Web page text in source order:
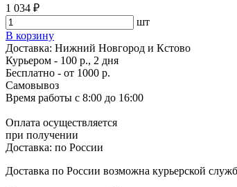
1 034 ₽
шт
В корзину
Доставка: Нижний Новгород и Кстово
Курьером - 100 р., 2 дня
Бесплатно - от 1000 р.
Самовывоз
Время работы с 8:00 до 16:00
Оплата осуществляется
при получении
Доставка: по России
Доставка по России возможна курьерской